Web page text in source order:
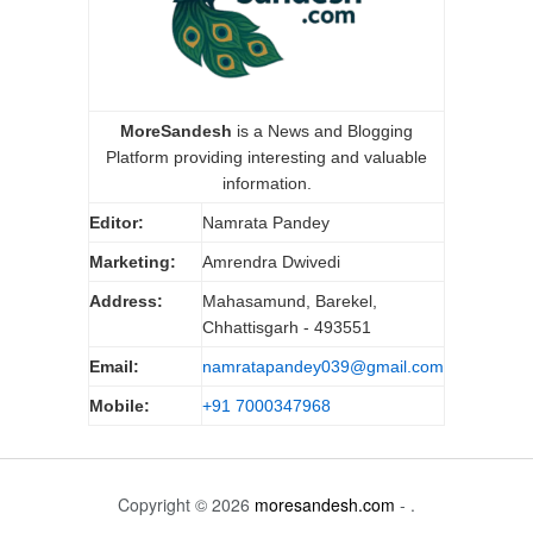
MoreSandesh is a News and Blogging
Platform providing interesting and valuable
information.
Editor: Namrata Pandey
Marketing: Amrendra Dwivedi
Address:
Mahasamund, Barekel,
Chhattisgarh - 493551
Email: namratapandey039@gmail.com
Mobile: +91 7000347968
Copyright © 2026 moresandesh.com - .